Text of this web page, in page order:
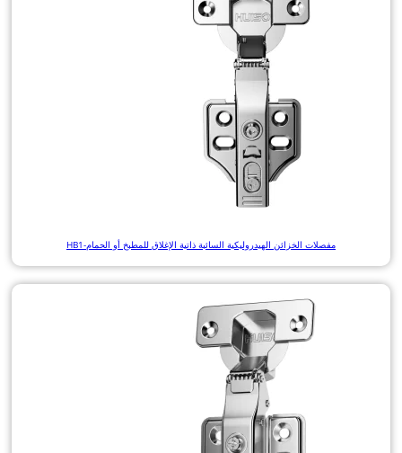
مفصلات الخزائن الهيدروليكية السائبة ذاتية الإغلاق للمطبخ أو الحمام-HB1